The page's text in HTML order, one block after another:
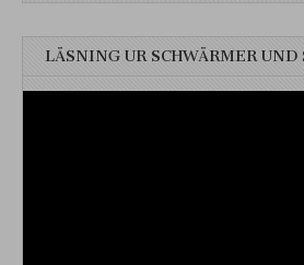
LÄSNING UR SCHWÄRMER UND